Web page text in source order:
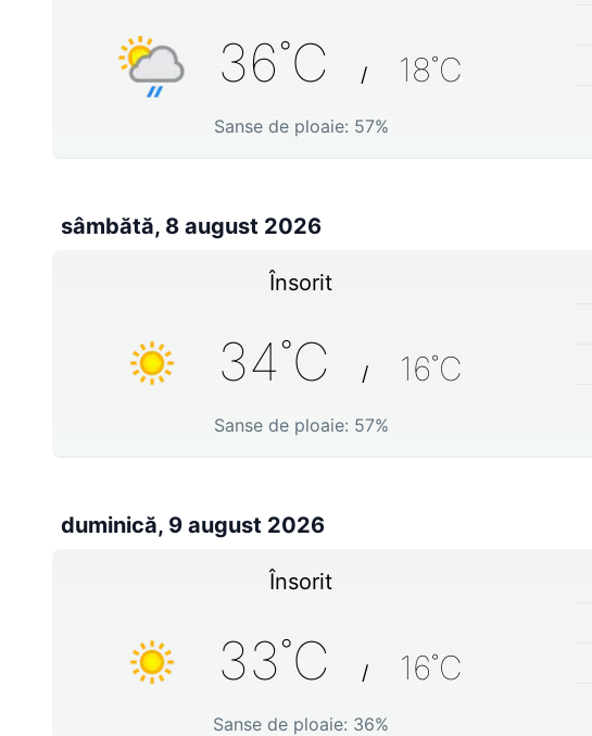
36˚C / 18˚C
Sanse de ploaie: 57%
sâmbătă, 8 august 2026
Însorit
34˚C / 16˚C
Sanse de ploaie: 57%
duminică, 9 august 2026
Însorit
33˚C / 16˚C
Sanse de ploaie: 36%